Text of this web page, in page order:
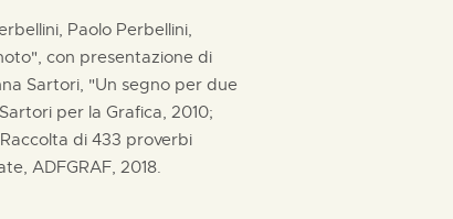
Paolo Perbellini,
con presentazione di
Sartori, "Un segno per due
per la Grafica, 2010;
di 433 proverbi
ADFGRAF, 2018.